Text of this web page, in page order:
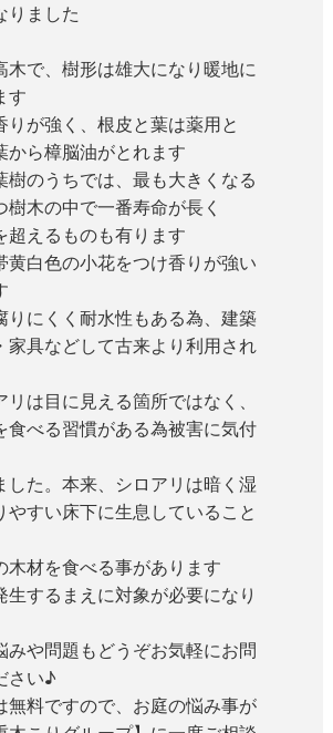
りました
木で、樹形は雄大になり暖地に
す
りが強く、根皮と葉は薬用と
から樟脳油がとれます
樹のうちでは、最も大きくなる
樹木の中で一番寿命が長く
超えるものも有ります
黄白色の小花をつけ香りが強い
りにくく耐水性もある為、建築
家具などして古来より利用され
は目に見える箇所ではなく、
食べる習慣がある為被害に気付
した。本来、シロアリは暗く湿
やすい床下に生息していること
木材を食べる事があります
生するまえに対象が必要になり
みや問題もどうぞお気軽にお問
さい♪
無料ですので、お庭の悩み事が